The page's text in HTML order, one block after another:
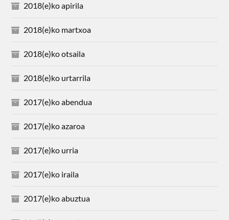
2018(e)ko apirila
2018(e)ko martxoa
2018(e)ko otsaila
2018(e)ko urtarrila
2017(e)ko abendua
2017(e)ko azaroa
2017(e)ko urria
2017(e)ko iraila
2017(e)ko abuztua